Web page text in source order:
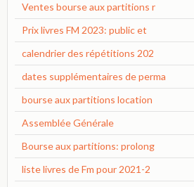
Ventes bourse aux partitions r
Prix livres FM 2023: public et
calendrier des répétitions 202
dates supplémentaires de perma
bourse aux partitions location
Assemblée Générale
Bourse aux partitions: prolong
liste livres de Fm pour 2021-2